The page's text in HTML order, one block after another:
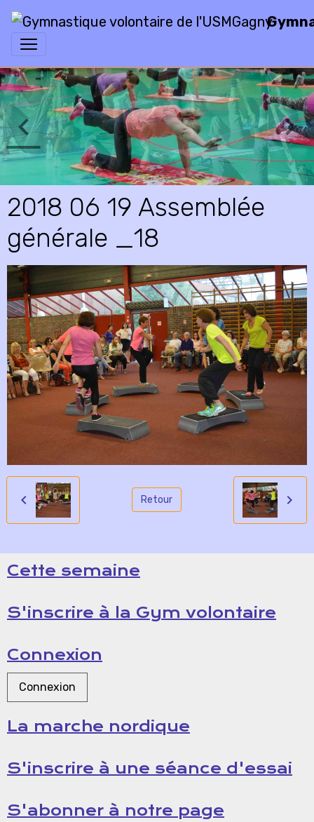
2018 06 19 Assemblée
générale _18
Retour
Cette semaine
S'inscrire à la Gym volontaire
Connexion
Connexion
La marche nordique
S'inscrire à une séance d'essai
S'abonner à notre page